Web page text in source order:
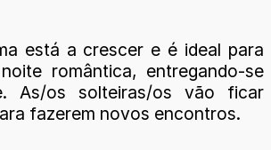
está a crescer e é ideal para
romântica, entregando-se
As/os solteiras/os vão ficar
fazerem novos encontros.